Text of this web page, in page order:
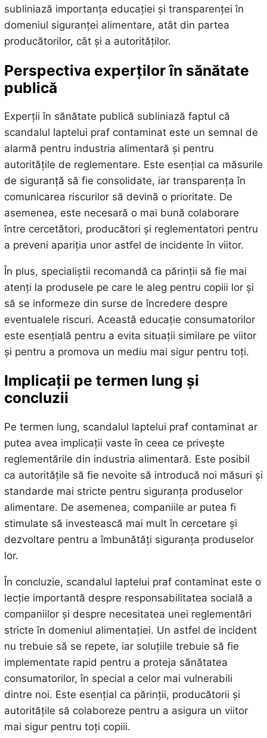
subliniază importanța educației și transparenței în
domeniul siguranței alimentare, atât din partea
producătorilor, cât și a autorităților.
Perspectiva experților în sănătate
publică
Experții în sănătate publică subliniază faptul că
scandalul laptelui praf contaminat este un semnal de
alarmă pentru industria alimentară și pentru
autoritățile de reglementare. Este esențial ca măsurile
de siguranță să fie consolidate, iar transparența în
comunicarea riscurilor să devină o prioritate. De
asemenea, este necesară o mai bună colaborare
între cercetători, producători și reglementatori pentru
a preveni apariția unor astfel de incidente în viitor.
În plus, specialiștii recomandă ca părinții să fie mai
atenți la produsele pe care le aleg pentru copiii lor și
să se informeze din surse de încredere despre
eventualele riscuri. Această educație consumatorilor
este esențială pentru a evita situații similare pe viitor
și pentru a promova un mediu mai sigur pentru toți.
Implicații pe termen lung și
concluzii
Pe termen lung, scandalul laptelui praf contaminat ar
putea avea implicații vaste în ceea ce privește
reglementările din industria alimentară. Este posibil
ca autoritățile să fie nevoite să introducă noi măsuri și
standarde mai stricte pentru siguranța produselor
alimentare. De asemenea, companiile ar putea fi
stimulate să investească mai mult în cercetare și
dezvoltare pentru a îmbunătăți siguranța produselor
lor.
În concluzie, scandalul laptelui praf contaminat este o
lecție importantă despre responsabilitatea socială a
companiilor și despre necesitatea unei reglementări
stricte în domeniul alimentației. Un astfel de incident
nu trebuie să se repete, iar soluțiile trebuie să fie
implementate rapid pentru a proteja sănătatea
consumatorilor, în special a celor mai vulnerabili
dintre noi. Este esențial ca părinții, producătorii și
autoritățile să colaboreze pentru a asigura un viitor
mai sigur pentru toți copiii.